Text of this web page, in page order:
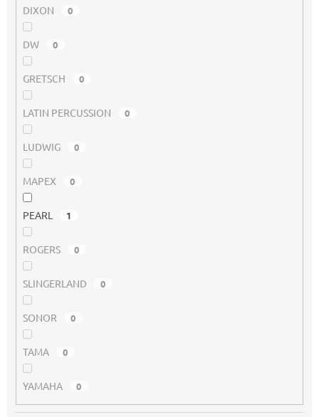
DIXON 0
DW 0
GRETSCH 0
LATIN PERCUSSION 0
LUDWIG 0
MAPEX 0
PEARL 1
ROGERS 0
SLINGERLAND 0
SONOR 0
TAMA 0
YAMAHA 0